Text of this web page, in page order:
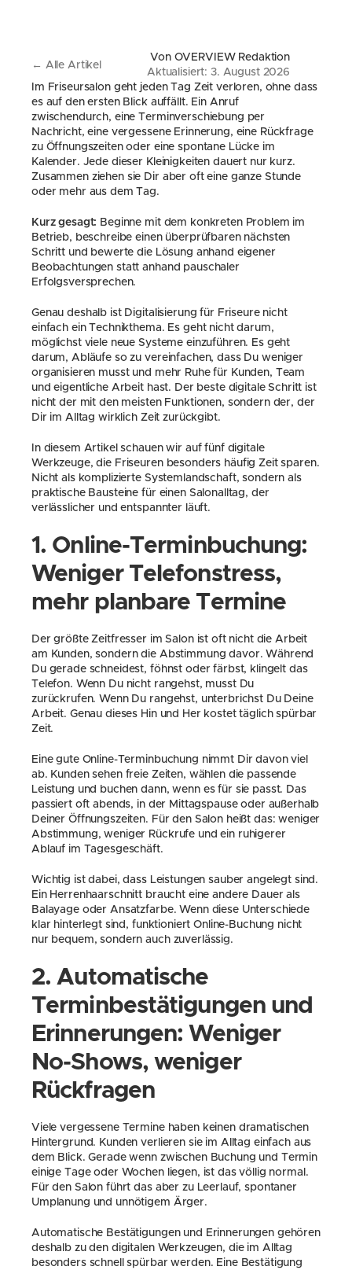
← Alle Artikel
Von OVERVIEW Redaktion
Aktualisiert: 3. August 2026
Im Friseursalon geht jeden Tag Zeit verloren, ohne dass
es auf den ersten Blick auffällt. Ein Anruf
zwischendurch, eine Terminverschiebung per
Nachricht, eine vergessene Erinnerung, eine Rückfrage
zu Öffnungszeiten oder eine spontane Lücke im
Kalender. Jede dieser Kleinigkeiten dauert nur kurz.
Zusammen ziehen sie Dir aber oft eine ganze Stunde
oder mehr aus dem Tag.
Kurz gesagt: Beginne mit dem konkreten Problem im
Betrieb, beschreibe einen überprüfbaren nächsten
Schritt und bewerte die Lösung anhand eigener
Beobachtungen statt anhand pauschaler
Erfolgsversprechen.
Genau deshalb ist Digitalisierung für Friseure nicht
einfach ein Technikthema. Es geht nicht darum,
möglichst viele neue Systeme einzuführen. Es geht
darum, Abläufe so zu vereinfachen, dass Du weniger
organisieren musst und mehr Ruhe für Kunden, Team
und eigentliche Arbeit hast. Der beste digitale Schritt ist
nicht der mit den meisten Funktionen, sondern der, der
Dir im Alltag wirklich Zeit zurückgibt.
In diesem Artikel schauen wir auf fünf digitale
Werkzeuge, die Friseuren besonders häufig Zeit sparen.
Nicht als komplizierte Systemlandschaft, sondern als
praktische Bausteine für einen Salonalltag, der
verlässlicher und entspannter läuft.
1. Online-Terminbuchung:
Weniger Telefonstress,
mehr planbare Termine
Der größte Zeitfresser im Salon ist oft nicht die Arbeit
am Kunden, sondern die Abstimmung davor. Während
Du gerade schneidest, föhnst oder färbst, klingelt das
Telefon. Wenn Du nicht rangehst, musst Du
zurückrufen. Wenn Du rangehst, unterbrichst Du Deine
Arbeit. Genau dieses Hin und Her kostet täglich spürbar
Zeit.
Eine gute Online-Terminbuchung nimmt Dir davon viel
ab. Kunden sehen freie Zeiten, wählen die passende
Leistung und buchen dann, wenn es für sie passt. Das
passiert oft abends, in der Mittagspause oder außerhalb
Deiner Öffnungszeiten. Für den Salon heißt das: weniger
Abstimmung, weniger Rückrufe und ein ruhigerer
Ablauf im Tagesgeschäft.
Wichtig ist dabei, dass Leistungen sauber angelegt sind.
Ein Herrenhaarschnitt braucht eine andere Dauer als
Balayage oder Ansatzfarbe. Wenn diese Unterschiede
klar hinterlegt sind, funktioniert Online-Buchung nicht
nur bequem, sondern auch zuverlässig.
2. Automatische
Terminbestätigungen und
Erinnerungen: Weniger
No-Shows, weniger
Rückfragen
Viele vergessene Termine haben keinen dramatischen
Hintergrund. Kunden verlieren sie im Alltag einfach aus
dem Blick. Gerade wenn zwischen Buchung und Termin
einige Tage oder Wochen liegen, ist das völlig normal.
Für den Salon führt das aber zu Leerlauf, spontaner
Umplanung und unnötigem Ärger.
Automatische Bestätigungen und Erinnerungen gehören
deshalb zu den digitalen Werkzeugen, die im Alltag
besonders schnell spürbar werden. Eine Bestätigung